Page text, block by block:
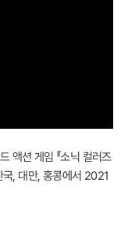
액션 게임 『소닉 컬러즈
국, 대만, 홍콩에서 2021